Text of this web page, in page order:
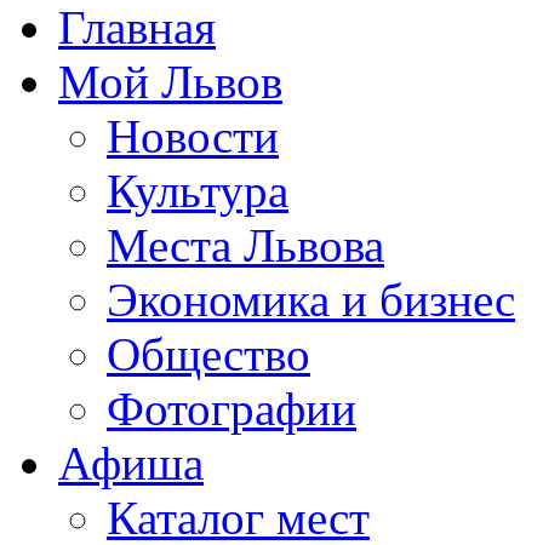
Главная
Мой Львов
Новости
Культура
Места Львова
Экономика и бизнес
Общество
Фотографии
Афиша
Каталог мест